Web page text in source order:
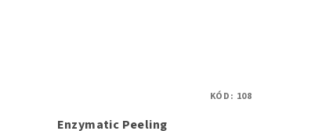
Enzymatic Peeling
KÓD: 108